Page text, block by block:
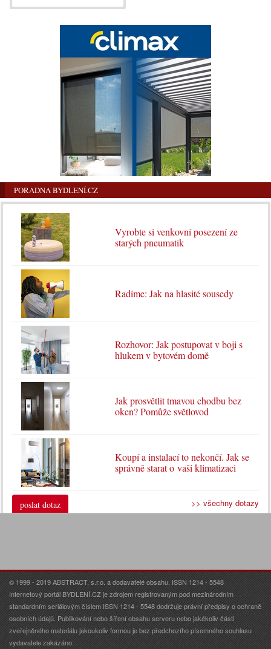
PORADNA BYDLENÍ.CZ
Vyrobte si venkovní posezení ze
starých pneumatik
Radíme: Jak na hlasité sousedy
Rozhovor: Jak postupovat v boji s
hlukem v bytovém domě
Jak prosvětlit tmavou chodbu bez
oken? Pomůže světlovod
Koupí a instalací to nekončí. Jak se
správně starat o vaši klimatizaci
poslat dotaz >> všechny dotazy
© 1999 - 2019 ABSTRACT, s.r.o. a dodavatelé obsahu. ISSN 1214 - 5548
Internetový portál BYDLENÍ.CZ je zdrojem registrovaným pod mezinárodním
standardním seriálovým číslem ISSN 1214 - 5548 dodržuje právní předpisy o ochraně
osobních údajů. Publikování nebo šíření obsahu serveru nebo jakékoliv části
zveřejněného materiálu jakoukoliv formou je bez předchozího písemného souhlasu
vydavatele zakázáno.